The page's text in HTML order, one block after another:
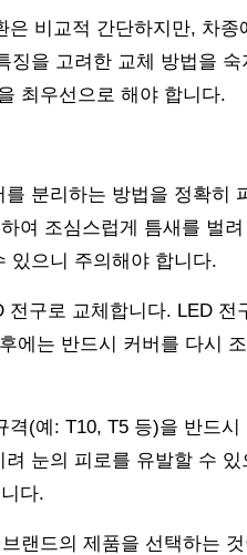
비교적 간단하지만, 차
을 고려한 교체 방법을
최우선으로 해야 합니다.
분리하는 방법을 정확히
여 조심스럽게 틈새를 벌
있으니 주의해야 합니다.
구로 교체합니다. LED 전
에는 반드시 커버를 다시
(예: T10, T5 등)을 반드
눈의 피로를 유발할 수
다.
랜드의 제품을 선택하는